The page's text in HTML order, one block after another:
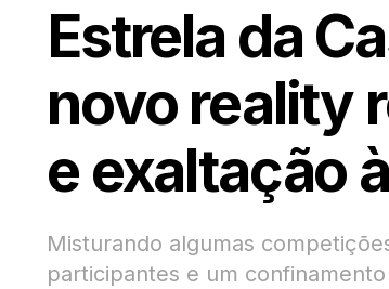
Estrela da
novo reality
e exaltação
Misturando algumas
participantes e um